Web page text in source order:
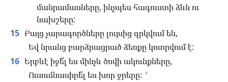
մանրամասները, ինչպես հագուստի ձևն ու
նախշերը:
15 Բայց չարագործները լույսից զրկվում են,
Եվ նրանց բարձրացրած ձեռքը կոտրվում է:
16 Երբևէ իջե՞լ ես մինչև ծովի ակունքները,
Ուսումնասիրե՞լ ես խոր ջրերը: +